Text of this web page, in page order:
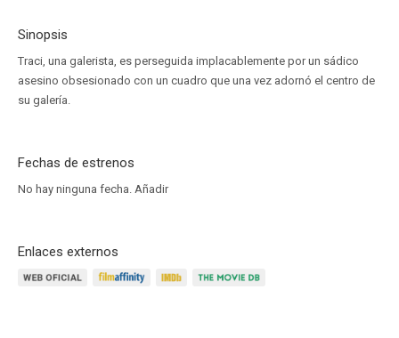
Sinopsis
Traci, una galerista, es perseguida implacablemente por un sádico
asesino obsesionado con un cuadro que una vez adornó el centro de
su galería.
Fechas de estrenos
No hay ninguna fecha. Añadir
Enlaces externos